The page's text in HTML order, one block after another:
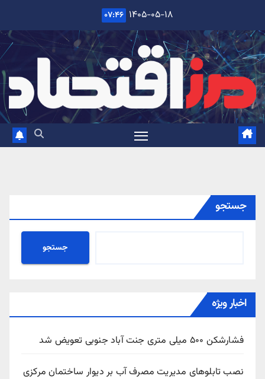
content
۱۴۰۵-۰۵-۱۸ ۰۷:۴۶
جستجو
جستجو
اخبار ویژه
فشارشکن ۵۰۰ میلی متری جنت آباد جنوبی تعویض شد
نصب تابلوهای مدیریت مصرف آب بر دیوار ساختمان مرکزی